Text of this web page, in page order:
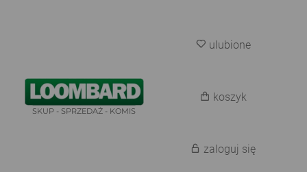
SKUP - SPRZEDAŻ - KOMIS
ulubione
koszyk
zaloguj się